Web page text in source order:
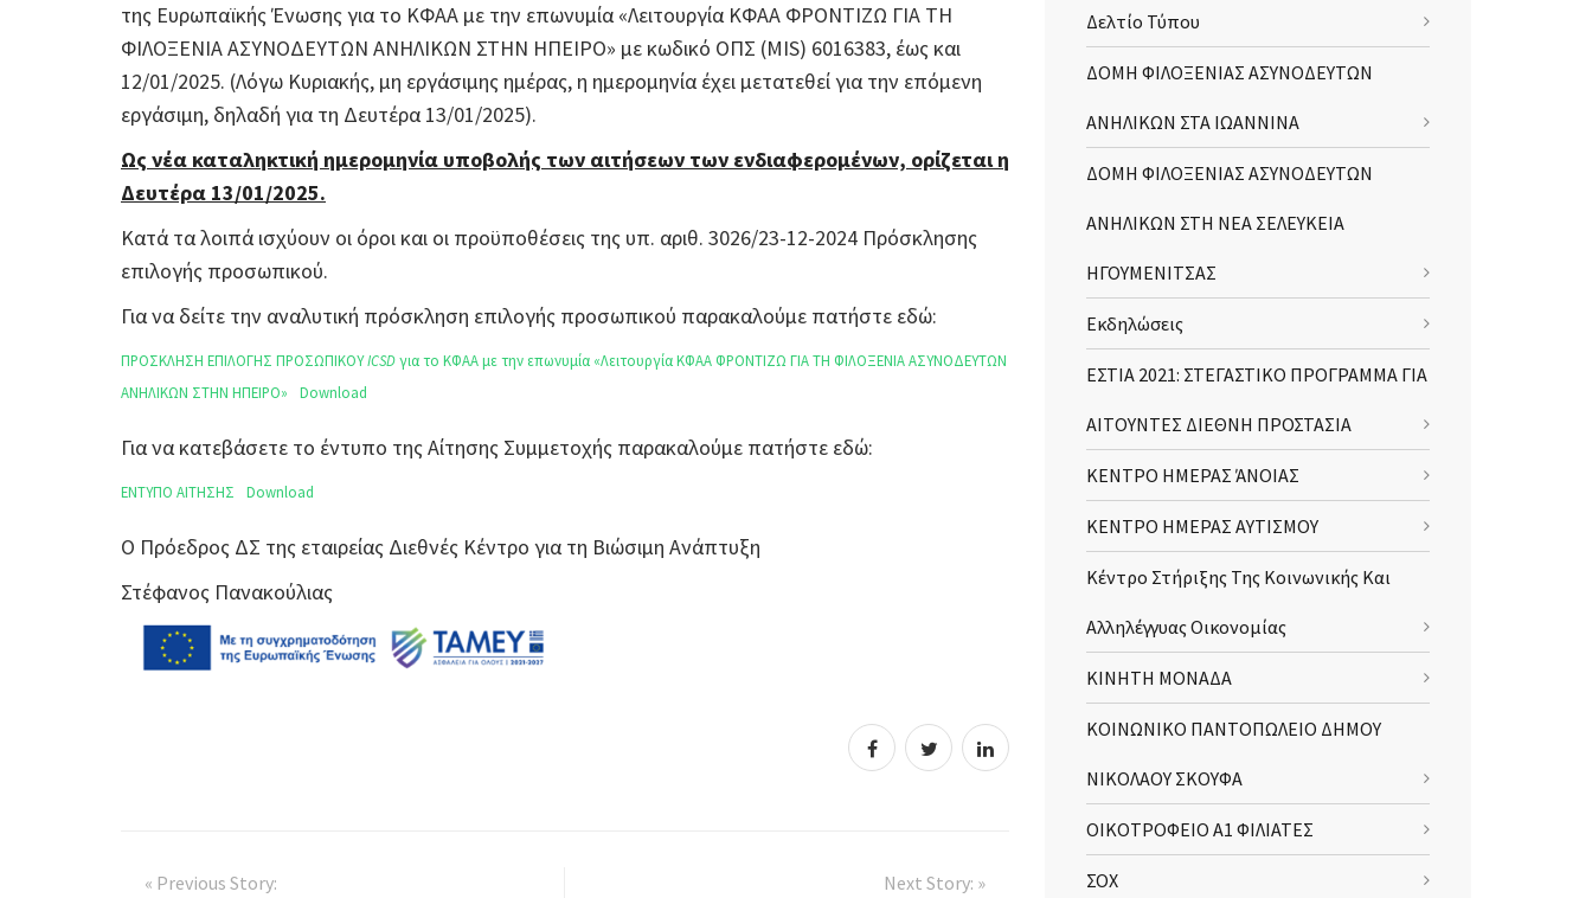
της Ευρωπαϊκής Ένωσης για το ΚΦΑΑ με την επωνυμία «Λειτουργία ΚΦΑΑ ΦΡΟΝΤΙΖΩ ΓΙΑ ΤΗ
ΦΙΛΟΞΕΝΙΑ ΑΣΥΝΟΔΕΥΤΩΝ ΑΝΗΛΙΚΩΝ ΣΤΗΝ ΗΠΕΙΡΟ» με κωδικό ΟΠΣ (MIS) 6016383, έως και
12/01/2025. (Λόγω Κυριακής, μη εργάσιμης ημέρας, η ημερομηνία έχει μετατεθεί για την επόμενη
εργάσιμη, δηλαδή για τη Δευτέρα 13/01/2025).
Ως νέα καταληκτική ημερομηνία υποβολής των αιτήσεων των ενδιαφερομένων, ορίζεται η
Δευτέρα 13/01/2025.
Κατά τα λοιπά ισχύουν οι όροι και οι προϋποθέσεις της υπ. αριθ. 3026/23-12-2024 Πρόσκλησης
επιλογής προσωπικού.
Για να δείτε την αναλυτική πρόσκληση επιλογής προσωπικού παρακαλούμε πατήστε εδώ:
ΠΡΟΣΚΛΗΣΗ ΕΠΙΛΟΓΗΣ ΠΡΟΣΩΠΙΚΟΥICSDγια το ΚΦΑΑ με την επωνυμία «Λειτουργία ΚΦΑΑ ΦΡΟΝΤΙΖΩ ΓΙΑ ΤΗ ΦΙΛΟΞΕΝΙΑ ΑΣΥΝΟΔΕΥΤΩΝ
ΑΝΗΛΙΚΩΝ ΣΤΗΝ ΗΠΕΙΡΟ»
Download
Για να κατεβάσετε το έντυπο της Αίτησης Συμμετοχής παρακαλούμε πατήστε εδώ:
ΕΝΤΥΠΟ ΑΙΤΗΣΗΣ Download
Ο Πρόεδρος ΔΣ της εταιρείας Διεθνές Κέντρο για τη Βιώσιμη Ανάπτυξη
Στέφανος Πανακούλιας
« Previous Story:
Next Story: »
Δελτίο Τύπου
ΔΟΜΗ ΦΙΛΟΞΕΝΙΑΣ ΑΣΥΝΟΔΕΥΤΩΝ
ΑΝΗΛΙΚΩΝ ΣΤΑ ΙΩΑΝΝΙΝΑ
ΔΟΜΗ ΦΙΛΟΞΕΝΙΑΣ ΑΣΥΝΟΔΕΥΤΩΝ
ΑΝΗΛΙΚΩΝ ΣΤΗ ΝΕΑ ΣΕΛΕΥΚΕΙΑ
ΗΓΟΥΜΕΝΙΤΣΑΣ
Εκδηλώσεις
ΕΣΤΙΑ 2021: ΣΤΕΓΑΣΤΙΚΟ ΠΡΟΓΡΑΜΜΑ ΓΙΑ
ΑΙΤΟΥΝΤΕΣ ΔΙΕΘΝΗ ΠΡΟΣΤΑΣΙΑ
ΚΕΝΤΡΟ ΗΜΕΡΑΣ ΆΝΟΙΑΣ
ΚΕΝΤΡΟ ΗΜΕΡΑΣ ΑΥΤΙΣΜΟΥ
Κέντρο Στήριξης Της Κοινωνικής Και
Αλληλέγγυας Οικονομίας
ΚΙΝΗΤΗ ΜΟΝΑΔΑ
ΚΟΙΝΩΝΙΚΟ ΠΑΝΤΟΠΩΛΕΙΟ ΔΗΜΟΥ
ΝΙΚΟΛΑΟΥ ΣΚΟΥΦΑ
ΟΙΚΟΤΡΟΦΕΙΟ Α1 ΦΙΛΙΑΤΕΣ
ΣΟΧ